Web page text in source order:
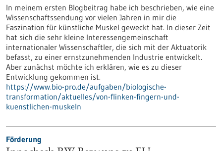
In meinem ersten Blogbeitrag habe ich beschrieben, wie eine
Wissenschaftssendung vor vielen Jahren in mir die
Faszination für künstliche Muskel geweckt hat. In dieser Zeit
hat sich die sehr kleine Interessengemeinschaft
internationaler Wissenschaftler, die sich mit der Aktuatorik
befasst, zu einer ernstzunehmenden Industrie entwickelt.
Aber zunächst möchte ich erklären, wie es zu dieser
Entwicklung gekommen ist.
https://www.bio-pro.de/aufgaben/biologische-
transformation/aktuelles/von-flinken-fingern-und-
kuenstlichen-muskeln
Förderung